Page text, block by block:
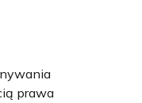
prawa